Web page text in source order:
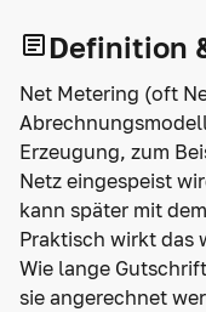
Definition
Net Metering (oft
Erzeugung, zum
Netz eingespeist
kann später mit
Praktisch wirkt das
Wie lange
sie angerechnet